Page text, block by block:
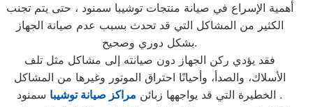
أهمية الإسراع في صيانة منتجات توشيبا سمنود ، حتى يتم تجنب
الكثير من المشاكل التي قد تحدث بسبب عدم صيانة الجهاز
بشكل دوري وصحيح.
فقد يؤدي ركن الجهاز دون صيانته إلى مشاكل مثل تلف
الأسلاك، والصدأ، وأحيانًا احتراق الموتور وغيرها من المشاكل
الخطيرة التي قد يواجهها زبائن مراكز صيانة توشيبا
سمنود .